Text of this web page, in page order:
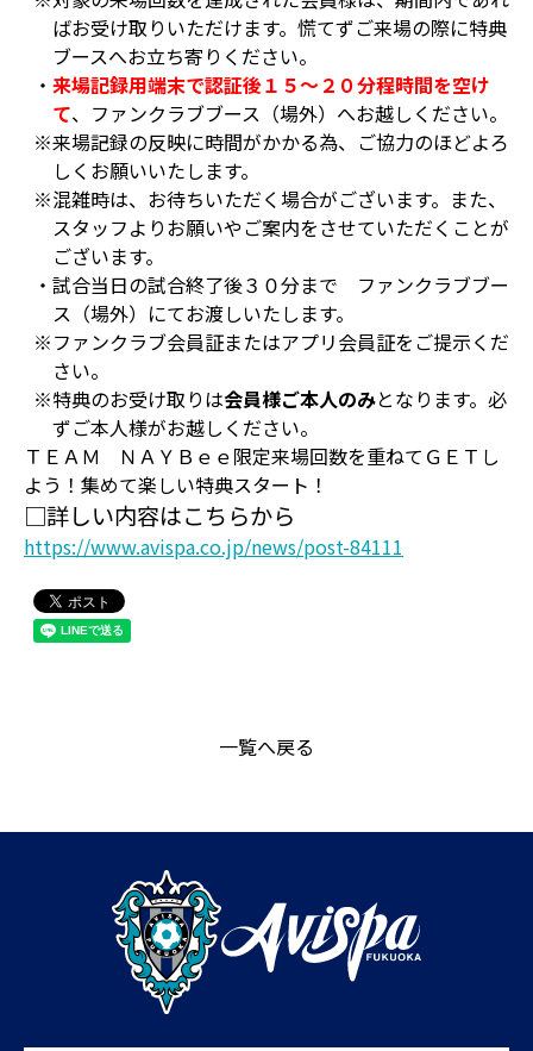
ばお受け取りいただけます。慌てずご来場の際に特典
ブースへお立ち寄りください。
・ 来場記録用端末で認証後１５～２０分程時間を空け
て、ファンクラブブース（場外）へお越しください。
※来場記録の反映に時間がかかる為、ご協力のほどよろ
しくお願いいたします。
※混雑時は、お待ちいただく場合がございます。また、
スタッフよりお願いやご案内をさせていただくことが
ございます。
・試合当日の試合終了後３０分まで ファンクラブブー
ス（場外）にてお渡しいたします。
※ファンクラブ会員証またはアプリ会員証をご提示くだ
さい。
※特典のお受け取りは会員様ご本人のみとなります。必
ずご本人様がお越しください。
ＴＥＡＭ ＮＡＹＢｅｅ限定来場回数を重ねてＧＥＴし
よう！集めて楽しい特典スタート！
□詳しい内容はこちらから
https://www.avispa.co.jp/news/post-84111
一覧へ戻る